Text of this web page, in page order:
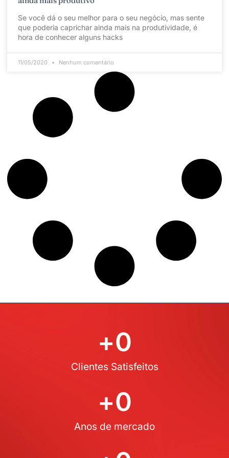
Se você dá o seu melhor para o seu negócio, mas sente
que poderia caprichar ainda mais na produtividade, é
hora de conhecer alguns hacks
11/05/2020 Nenhum comentário
Clientes Satisfeitos
+0
Anos de mercado
+0